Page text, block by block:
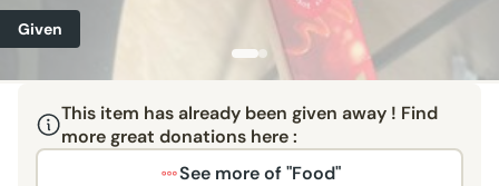
Given
This item has already been given away ! Find
more great donations here :
See more of "Food"